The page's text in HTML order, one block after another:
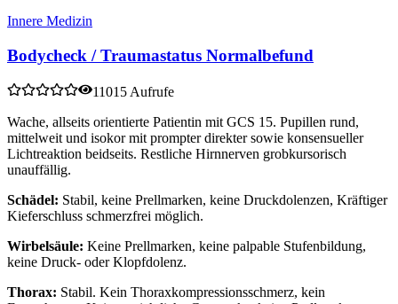
Innere Medizin
Bodycheck / Traumastatus Normalbefund
11015 Aufrufe
Wache, allseits orientierte Patientin mit GCS 15. Pupillen rund,
mittelweit und isokor mit prompter direkter sowie konsensueller
Lichtreaktion beidseits. Restliche Hirnnerven grobkursorisch
unauffällig.
Schädel: Stabil, keine Prellmarken, keine Druckdolenzen, Kräftiger
Kieferschluss schmerzfrei möglich.
Wirbelsäule: Keine Prellmarken, keine palpable Stufenbildung,
keine Druck- oder Klopfdolenz.
Thorax: Stabil. Kein Thoraxkompressionsschmerz, kein